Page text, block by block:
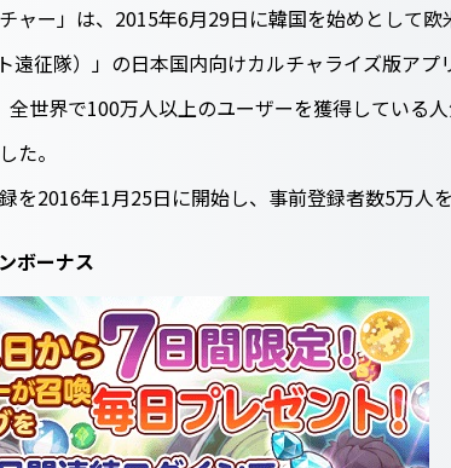
チャー」は、2015年6月29日に韓国を始めとして
遠征隊）」の日本国内向けカルチャライズ版ア
全世界で100万人以上のユーザーを獲得している
た。
を2016年1月25日に開始し、事前登録者数5万人
ボーナス